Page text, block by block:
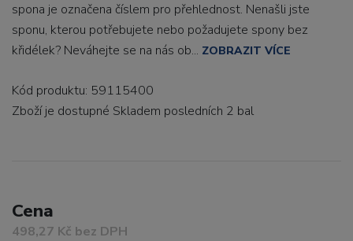
spona je označena číslem pro přehlednost. Nenašli jste
sponu, kterou potřebujete nebo požadujete spony bez
křidélek? Neváhejte se na nás ob... ZOBRAZIT VÍCE
Kód produktu: 59115400
Zboží je dostupné Skladem posledních 2 bal
Cena
498,27 Kč bez DPH